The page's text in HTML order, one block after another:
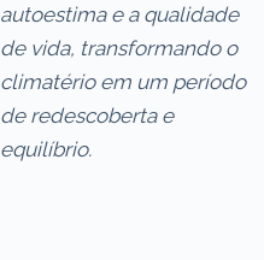
autoestima e a qualidade
de vida, transformando o
climatério em um período
de redescoberta e
equilíbrio.